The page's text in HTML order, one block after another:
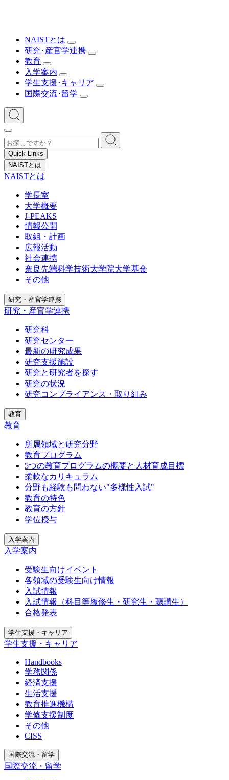
NAISTとは
研究･産官学連携
教育
入学案内
学生支援･キャリア
国際交流･留学
Quick Links
NAISTとは
NAISTとは
学長室
大学概要
J-PEAKS
情報公開
取組・計画
広報活動
社会連携
奈良先端科学技術大学院大学基金
その他
研究・産官学連携
研究・産官学連携
研究科
研究センター
最新の研究成果
研究支援施設
研究と研究者を探す
研究の状況
研究コンプライアンス・取り組み
教育
教育
所属領域と研究分野
教育プログラム
5つの教育プログラムの概要と人材育成目標
柔軟なカリキュラム
分野も経験も問わない"多様性入試"
教育の特色
教育の方針
学位授与
入学案内
入学案内
受験生向けイベント
各領域の受験生向け情報
入試情報
入試情報（科目等履修生・研究生・聴講生）
合格発表
学生支援・キャリア
学生支援・キャリア
Handbooks
学務関係
経済支援
生活支援
教育推進機構
学修支援制度
その他
CISS
国際交流・留学
国際交流・留学